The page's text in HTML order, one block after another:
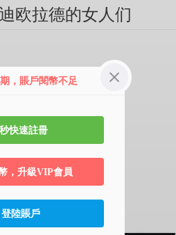
欧拉德的女人们
，賬戶閱幣不足
快速註冊
，升級VIP會員
登陸賬戶